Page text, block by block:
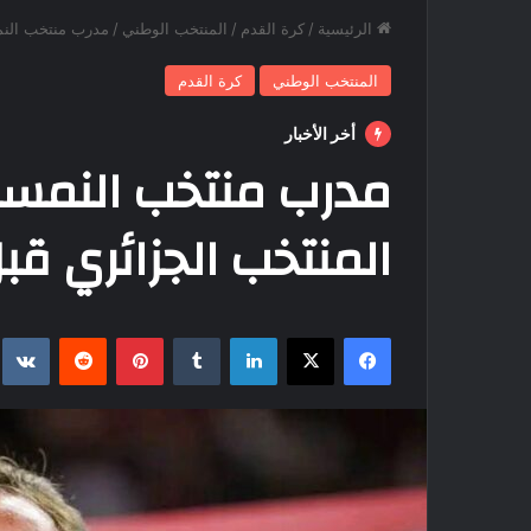
الرئيسية / كرة القدم / المنتخب الوطني / مدرب منتخب
المنتخب الوطني كرة القدم
أخر الأخبار
مدرب منتخب
المنتخب الجزائري
فيسبوك ‫X لينكدإن بينتيريست